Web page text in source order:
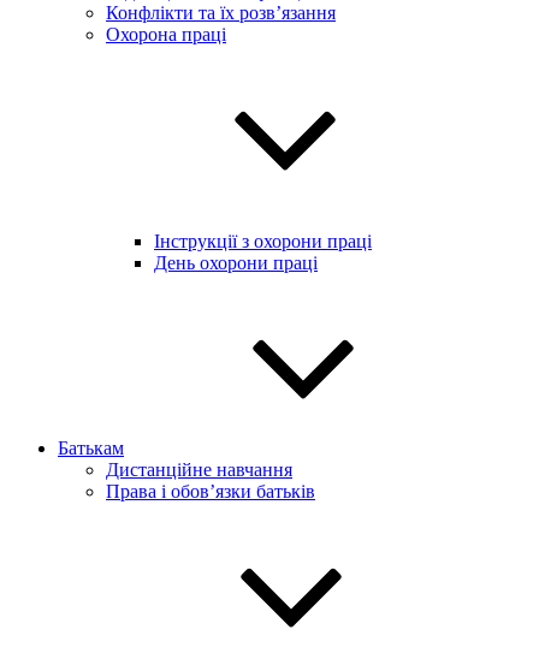
Конфлікти та їх розв’язання
Охорона праці
Інструкції з охорони праці
День охорони праці
Батькам
Дистанційне навчання
Права і обов’язки батьків